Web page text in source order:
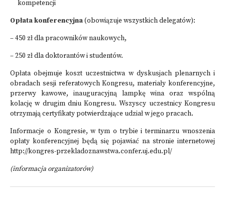
kompetencji
Opłata konferencyjna(obowiązuje wszystkich delegatów):
– 450 zł dla pracowników naukowych,
– 250 zł dla doktorantów i studentów.
Opłata obejmuje koszt uczestnictwa w dyskusjach plenarnych i
obradach sesji referatowych Kongresu, materiały konferencyjne,
przerwy kawowe, inauguracyjną lampkę wina oraz wspólną
kolację w drugim dniu Kongresu. Wszyscy uczestnicy Kongresu
otrzymają certyfikaty potwierdzające udział w jego pracach.
Informacje o Kongresie, w tym o trybie i terminarzu wnoszenia
opłaty konferencyjnej będą się pojawiać na stronie internetowej
http://kongres-przekladoznawstwa.confer.uj.edu.pl/
(informacja organizatorów)